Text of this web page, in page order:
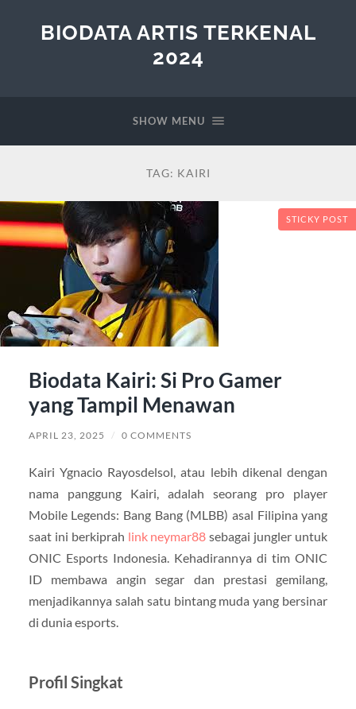
BIODATA ARTIS TERKENAL
2024
SHOW MENU
TAG: KAIRI
STICKY POST
Biodata Kairi: Si Pro Gamer
yang Tampil Menawan
APRIL 23, 2025 / 0 COMMENTS
Kairi Ygnacio Rayosdelsol, atau lebih dikenal dengan
nama panggung Kairi, adalah seorang pro player
Mobile Legends: Bang Bang (MLBB) asal Filipina yang
saat ini berkiprah link neymar88 sebagai jungler untuk
ONIC Esports Indonesia. Kehadirannya di tim ONIC
ID membawa angin segar dan prestasi gemilang,
menjadikannya salah satu bintang muda yang bersinar
di dunia esports.​
Profil Singkat